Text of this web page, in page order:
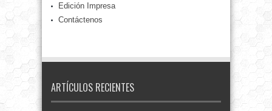
Edición Impresa
Contáctenos
ARTÍCULOS RECIENTES